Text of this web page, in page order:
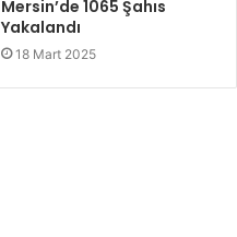
Mersin’de 1065 Şahıs
Yakalandı
18 Mart 2025